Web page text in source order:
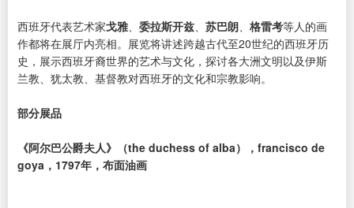
西班牙代表艺术家戈雅、 委拉斯开兹、 苏巴朗、 格雷考等人的画
作都将在展厅内亮相。展览将讲述跨越古代至20世纪的西班牙历
史，展示西班牙裔世界的艺术与文化，探讨各大洲文明以及伊斯
兰教、犹太教、基督教对西班牙的文化和宗教影响。
部分展品
《阿尔巴公爵夫人》（the duchess of alba），francisco de
goya，1797年，布面油画